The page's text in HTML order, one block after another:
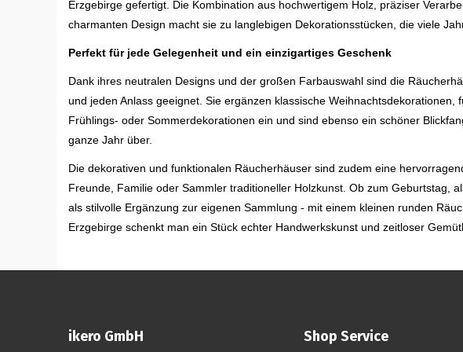
Erzgebirge gefertigt. Die Kombination aus hochwertigem Holz, präziser
charmanten Design macht sie zu langlebigen Dekorationsstücken, die viele
Perfekt für jede Gelegenheit und ein einzigartiges Geschenk
Dank ihres neutralen Designs und der großen Farbauswahl sind die
und jeden Anlass geeignet. Sie ergänzen klassische Weihnachtsdekorationen,
Frühlings- oder Sommerdekorationen ein und sind ebenso ein schöner
ganze Jahr über.
Die dekorativen und funktionalen Räucherhäuser sind zudem eine
Freunde, Familie oder Sammler traditioneller Holzkunst. Ob zum Geburtstag,
als stilvolle Ergänzung zur eigenen Sammlung - mit einem kleinen runden
Erzgebirge schenkt man ein Stück echter Handwerkskunst und zeitloser
ikero GmbH Shop Service